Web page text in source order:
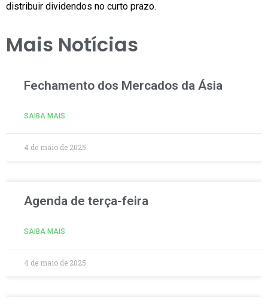
distribuir dividendos no curto prazo.
Mais Notícias
Fechamento dos Mercados da Ásia
SAIBA MAIS
4 de maio de 2025
Agenda de terça-feira
SAIBA MAIS
4 de maio de 2025